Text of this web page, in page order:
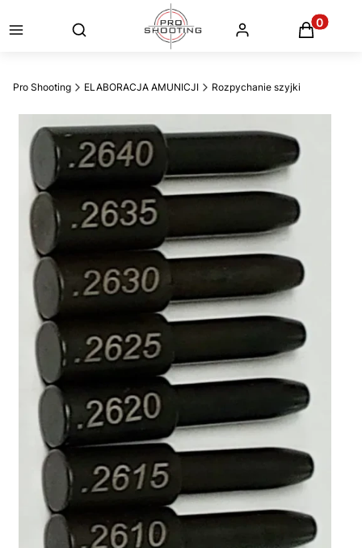
Otwórz wyszukiwarkę
Pro Shooting ELABORACJA AMUNICJI Rozpychanie szyjki